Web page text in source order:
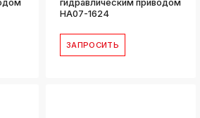
гидравлическим приводом
HA07-1624
ЗАПРОСИТЬ